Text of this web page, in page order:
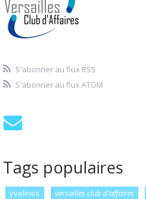
S'abonner au flux RSS
S'abonner au flux ATOM
Tags populaires
yvelines versailles club d'affaires